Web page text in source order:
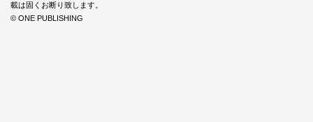
載は固くお断り致します。
© ONE PUBLISHING